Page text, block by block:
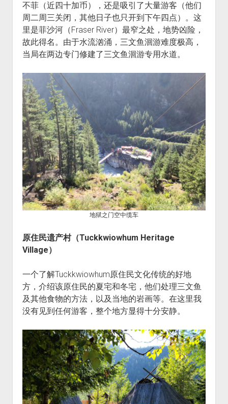
不菲（近四十加币），还是吸引了大量游客（他们
周二周三关闭，其他日子也只开到下午四点）。这
里是菲沙河（Fraser River）最窄之处，地势凶险，
故此得名。由于水流汹涌，三文鱼洄游难度极高，
当局在两边专门修建了三文鱼洄游专用水道。
地狱之门空中缆车
原住民遗产村（Tuckkwiowhum Heritage
Village）
一个了解Tuckkwiowhum原住民文化传统的好地
方，介绍该原住民的夏宅和冬宅，他们处理三文鱼
及其他食物的方法，以及当地的岩画等。在这里我
没有见到任何游客，整个地方显得十分安静。